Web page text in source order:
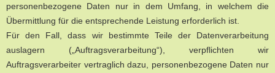
personenbezogene Daten nur in dem Umfang, in welchem die
Übermittlung für die entsprechende Leistung erforderlich ist.
Für den Fall, dass wir bestimmte Teile der Datenverarbeitung
auslagern („Auftragsverarbeitung“), verpflichten wir
Auftragsverarbeiter vertraglich dazu, personenbezogene Daten nur